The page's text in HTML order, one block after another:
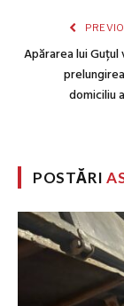
Apărarea lui
domiciliu
POSTĂRI